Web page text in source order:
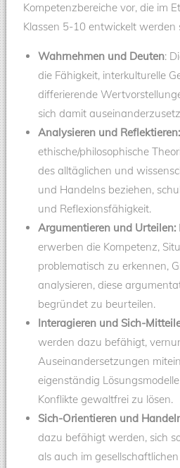
Kompetenzbereiche vor, die im
Klassen 5-10 entwickelt werden
Wahrnehmen und Deuten:
die Fähigkeit, interkulturelle
differierende
sich damit
Analysieren und Reflektieren:
ethische/philosophische
des alltäglichen und
und Handelns beziehen,
und Reflexionsfähigkeit.
Argumentieren und Urteilen:
erwerben die Kompetenz,
problematisch zu erkennen,
analysieren, diese
begründet zu beurteilen.
Interagieren und Sich-
werden dazu befähigt,
Auseinandersetzungen
eigenständig
Konflikte gewaltfrei zu lösen.
Sich-Orientieren und
dazu befähigt werden, sich
als auch im